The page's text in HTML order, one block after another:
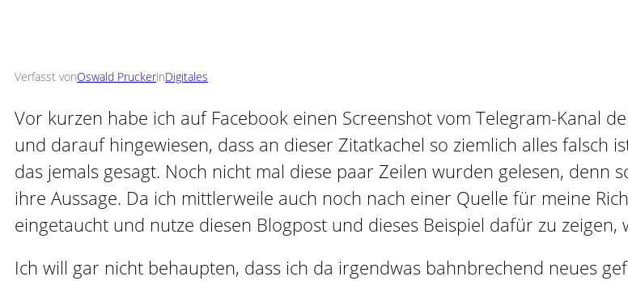
Verfasst vonOswald PruckerinDigitales
Vor kurzen habe ich auf Facebook einen Screenshot vom Telegram-Kanal
und darauf hingewiesen, dass an dieser Zitatkachel so ziemlich alles falsch
das jemals gesagt. Noch nicht mal diese paar Zeilen wurden gelesen,
ihre Aussage. Da ich mittlerweile auch noch nach einer Quelle für meine
eingetaucht und nutze diesen Blogpost und dieses Beispiel dafür zu
Ich will gar nicht behaupten, dass ich da irgendwas bahnbrechend neues